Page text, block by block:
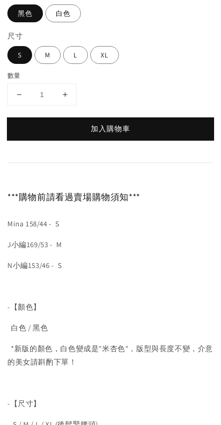
黑色 白色
尺寸
S M L XL
數量
加入購物車
***購物前請看過賣場購物須知***
Mina 158/44 - S
J小編169/53 - M
N小編153/46 - S
-【顏色】
白色 / 黑色
*新版的顏色，白色變成是"米杏色"，版型與長度不變，介意
的美女請斟酌下單！
-【尺寸】